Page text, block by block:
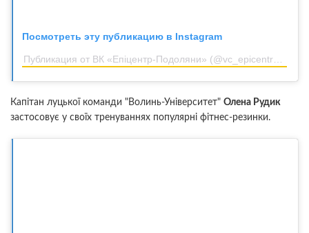
Посмотреть эту публикацию в Instagram
Капітан луцької команди "Волинь-Університет" Олена Рудик
застосовує у своїх тренуваннях популярні фітнес-резинки.